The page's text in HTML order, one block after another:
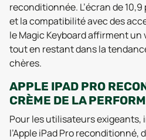
reconditionnée. L’écran de
et la compatibilité avec des
le Magic Keyboard affirment un
tout en restant dans la
chères.
APPLE IPAD PRO
CRÈME DE LA
Pour les utilisateurs exigeants,
l’Apple iPad Pro reconditionné,